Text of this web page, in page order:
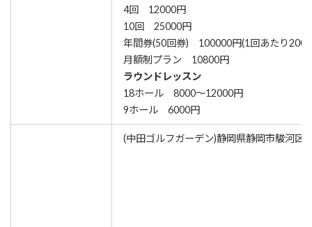
4回 12000円
10回 25000円
年間券(50回券) 100000円(1回あたり
月額制プラン 10800円
ラウンドレッスン
18ホール 8000～12000円
9ホール 6000円
(中田ゴルフガーデン)静岡県静岡市駿河区